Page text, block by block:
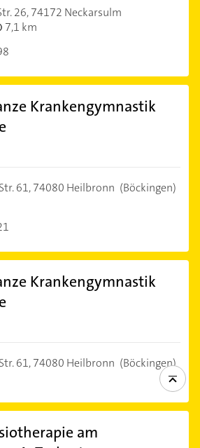
26,74172 Neckarsulm
7,1 km
Krankengymnastik
61,74080 Heilbronn (Böckingen)
Krankengymnastik
61,74080 Heilbronn (Böckingen)
am